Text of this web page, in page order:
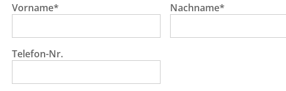
Vorname* Nachname*
Telefon-Nr.